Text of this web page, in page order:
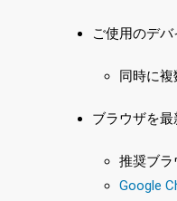
ご使用のデバ
同時に
ブラウザを最
推奨ブラ
Google